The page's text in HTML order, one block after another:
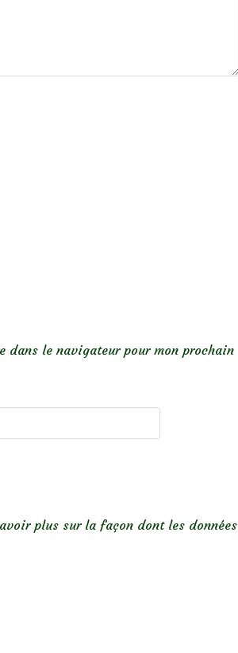
dans le navigateur pour mon prochain
plus sur la façon dont les données